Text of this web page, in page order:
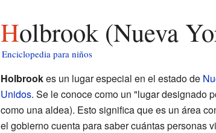
Holbrook (Nueva
Enciclopedia para niños
Holbrookes un lugar especial en el estado de
Unidos. Se le conoce como un "lugar designado
como una aldea). Esto significa que es un área
el gobierno cuenta para saber cuántas personas